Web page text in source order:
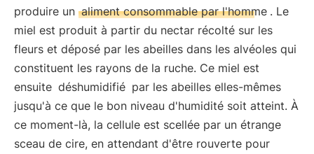
produire un aliment consommable par l'homme . Le
miel est produit à partir du nectar récolté sur les
fleurs et déposé par les abeilles dans les alvéoles qui
constituent les rayons de la ruche. Ce miel est
ensuite déshumidifié par les abeilles elles-mêmes
jusqu'à ce que le bon niveau d'humidité soit atteint. À
ce moment-là, la cellule est scellée par un étrange
sceau de cire, en attendant d'être rouverte pour